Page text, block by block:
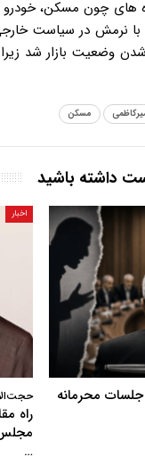
های چون مسکن،
نرمش در سیاست
وضعیت بازار شد
مسکن
داشته باشید
جلسات محرمانه
اخبار
راه
مجلس
…